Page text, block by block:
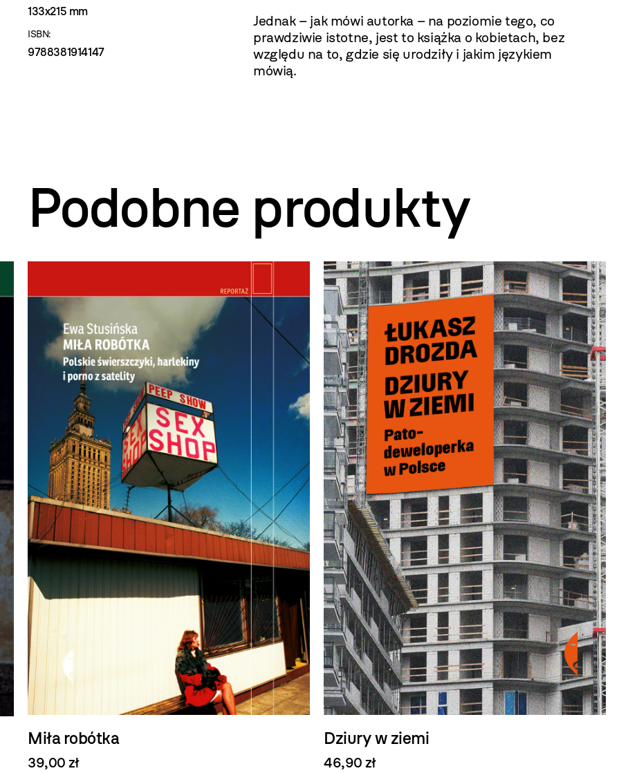
133x215 mm
ISBN:
9788381914147
Jednak – jak mówi autorka – na poziomie tego, co
prawdziwie istotne, jest to książka o kobietach, bez
względu na to, gdzie się urodziły i jakim językiem
mówią.
Podobne produkty
Miła robótka
39,00 zł
Dziury w ziemi
46,90 zł